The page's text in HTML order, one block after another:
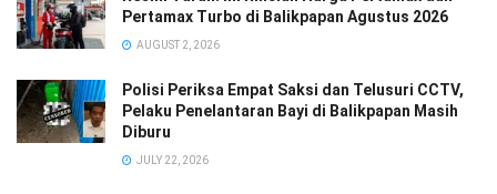
Pertamax Turbo di Balikpapan Agustus 2026
AUGUST 2, 2026
Polisi Periksa Empat Saksi dan Telusuri CCTV,
Pelaku Penelantaran Bayi di Balikpapan Masih
Diburu
JULY 22, 2026